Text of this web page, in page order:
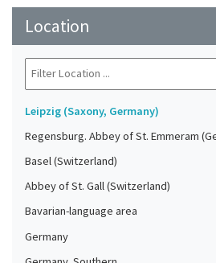
Location
Leipzig (Saxony, Germany)
Regensburg. Abbey of St. Emmeram
Basel (Switzerland)
Abbey of St. Gall (Switzerland)
Bavarian-language area
Germany